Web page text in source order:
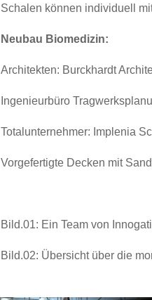
Schalen können individuell
Neubau Biomedizin:
Architekten: Burckhardt
Ingenieurbüro
Totalunternehmer: Implenia
Vorgefertigte Decken mit
Bild.01: Ein Team von
Bild.02: Übersicht über die